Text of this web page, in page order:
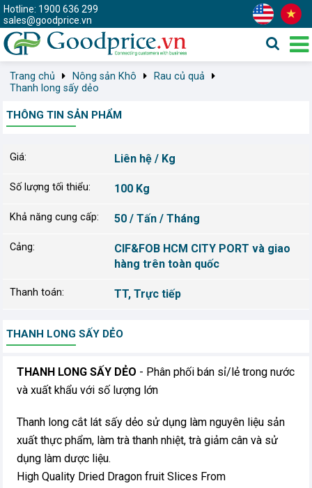
Hotline: 1900 636 299
sales@goodprice.vn
Trang chủ Nông sản Khô
Rau củ quả
Thanh long sấy dẻo
THÔNG TIN SẢN PHẨM
Giá: Liên hệ / Kg
Số lượng tối thiểu: 100 Kg
Khả năng cung cấp: 50 / Tấn / Tháng
Cảng:
CIF&FOB HCM CITY PORT và giao
hàng trên toàn quốc
Thanh toán: TT, Trực tiếp
THANH LONG SẤY DẺO
THANH LONG SẤY DẺO - Phân phối bán sỉ/lẻ trong nước
và xuất khẩu với số lượng lớn
Thanh long cắt lát sấy dẻo sử dụng làm nguyên liệu sản
xuất thực phẩm, làm trà thanh nhiệt, trà giảm cân và sử
dụng làm dược liệu.
High Quality Dried Dragon fruit Slices From